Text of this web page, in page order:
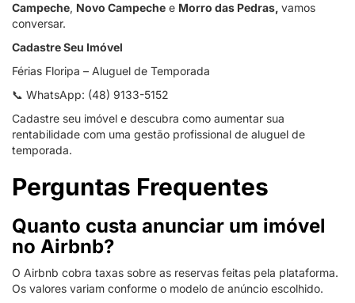
Campeche, Novo Campeche e Morro das Pedras, vamos
conversar.
Cadastre Seu Imóvel
Férias Floripa – Aluguel de Temporada
📞 WhatsApp: (48) 9133-5152
Cadastre seu imóvel e descubra como aumentar sua
rentabilidade com uma gestão profissional de aluguel de
temporada.
Perguntas Frequentes
Quanto custa anunciar um imóvel
no Airbnb?
O Airbnb cobra taxas sobre as reservas feitas pela plataforma.
Os valores variam conforme o modelo de anúncio escolhido.